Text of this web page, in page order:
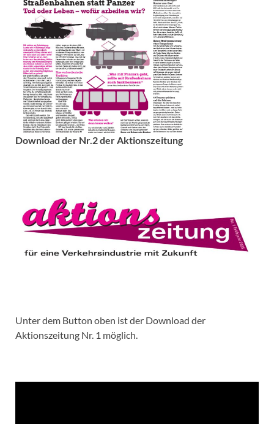
Download der Nr.2 der Aktionszeitung
Unter dem Button oben ist der Download der
Aktionszeitung Nr. 1 möglich.